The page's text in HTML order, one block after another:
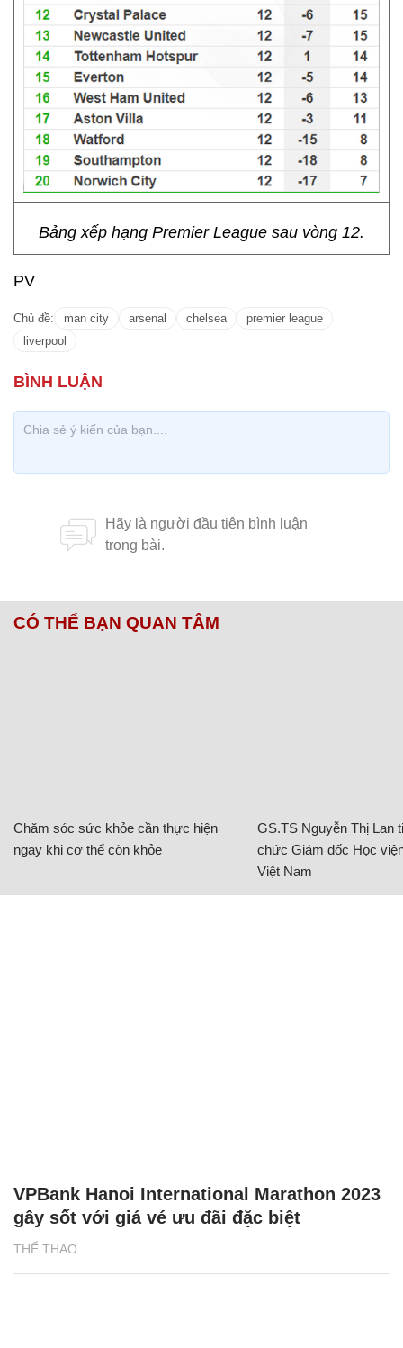
Bảng xếp hạng Premier League sau vòng 12.
PV
Chủ đề: man city arsenal chelsea
premier league
liverpool
CÓ THỂ BẠN QUAN TÂM
Chăm sóc sức khỏe cần thực hiện
ngay khi cơ thể còn khỏe
GS.TS Nguyễn Thị Lan
chức Giám đốc Học
Việt Nam
THỂ THAO
VPBank Hanoi International Marathon 2023
gây sốt với giá vé ưu đãi đặc biệt